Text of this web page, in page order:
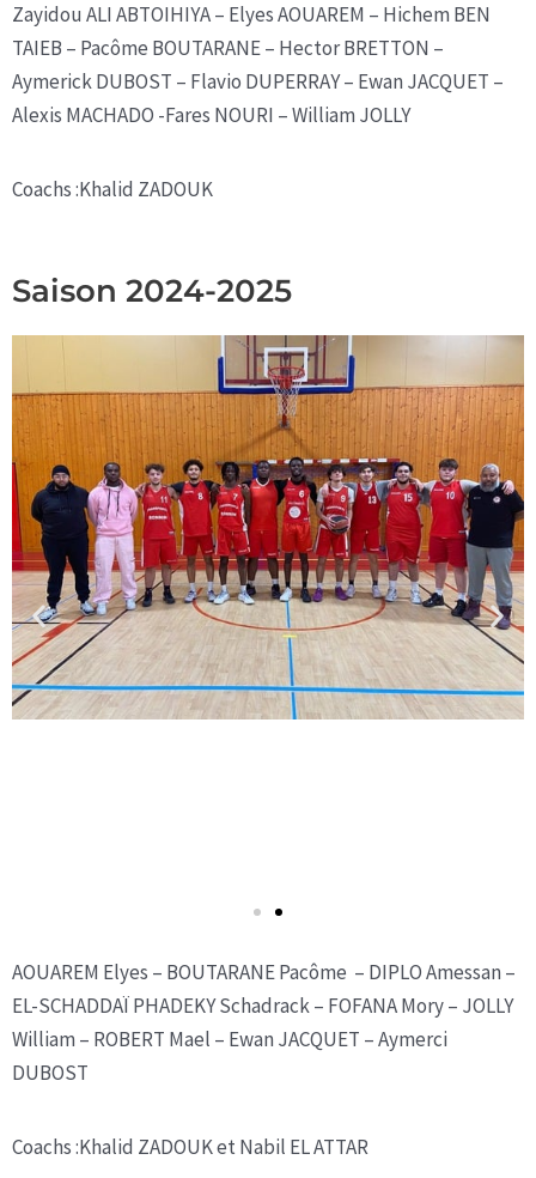
Zayidou ALI ABTOIHIYA – Elyes AOUAREM – Hichem BEN
TAIEB – Pacôme BOUTARANE – Hector BRETTON –
Aymerick DUBOST – Flavio DUPERRAY – Ewan JACQUET –
Alexis MACHADO -Fares NOURI – William JOLLY
Coachs :Khalid ZADOUK
Saison 2024-2025
AOUAREM Elyes – BOUTARANE Pacôme – DIPLO Amessan –
EL-SCHADDAÏ PHADEKY Schadrack – FOFANA Mory – JOLLY
William – ROBERT Mael – Ewan JACQUET – Aymerci
DUBOST
Coachs :Khalid ZADOUK et Nabil EL ATTAR